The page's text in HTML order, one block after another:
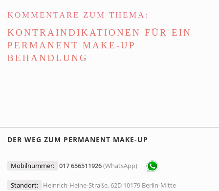
KOMMENTARE ZUM THEMA:
KONTRAINDIKATIONEN FÜR EIN
PERMANENT MAKE-UP
BEHANDLUNG
DER WEG ZUM PERMANENT MAKE-UP
Mobilnummer: 017 656511926(WhatsApp)
Standort:
Heinrich-Heine-Straße, 62D 10179 Berlin-Mitte